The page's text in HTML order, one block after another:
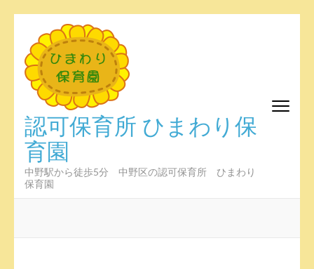
テ
ン
ス
キ
プ
(Enter
認可保育所 ひまわり保
育園
中野駅から徒歩5分 中野区の認可保育所 ひまわり
保育園